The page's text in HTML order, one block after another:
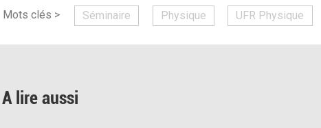
Mots clés > Séminaire Physique UFR Physique
A lire aussi